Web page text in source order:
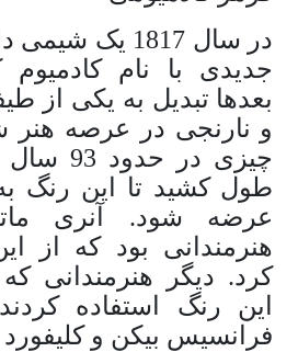
در سال 1817 یک
جدیدی با نام
بعدها تبدیل به یکی از
و نارنجی در عرصه هنر
طول کشید تا این رنگ
عرضه شود. آنری
هنرمندانی بود که از
کرد. دیگر هنرمندانی
این رنگ استفاده
فرانسیس بیکن و کلیفورد